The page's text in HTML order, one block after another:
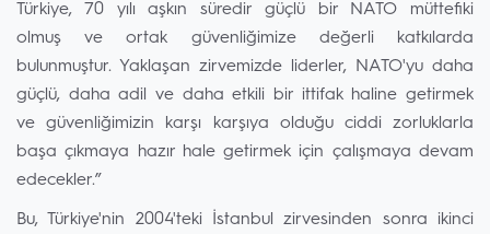
Türkiye, 70 yılı aşkın süredir güçlü bir NATO müttefiki
olmuş ve ortak güvenliğimize değerli katkılarda
bulunmuştur. Yaklaşan zirvemizde liderler, NATO'yu daha
güçlü, daha adil ve daha etkili bir ittifak haline getirmek
ve güvenliğimizin karşı karşıya olduğu ciddi zorluklarla
başa çıkmaya hazır hale getirmek için çalışmaya devam
edecekler.”
Bu, Türkiye'nin 2004'teki İstanbul zirvesinden sonra ikinci